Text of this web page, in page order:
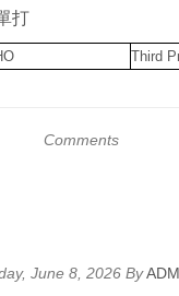
打
Third
Comments
June 8, 2026 By